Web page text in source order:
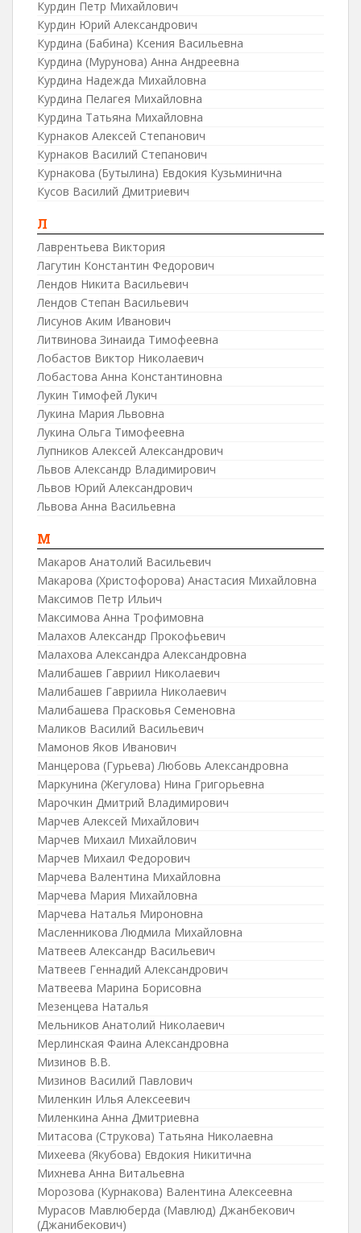
Курдин Петр Михайлович
Курдин Юрий Александрович
Курдина (Бабина) Ксения Васильевна
Курдина (Мурунова) Анна Андреевна
Курдина Надежда Михайловна
Курдина Пелагея Михайловна
Курдина Татьяна Михайловна
Курнаков Алексей Степанович
Курнаков Василий Степанович
Курнакова (Бутылина) Евдокия Кузьминична
Кусов Василий Дмитриевич
Л
Лаврентьева Виктория
Лагутин Константин Федорович
Лендов Никита Васильевич
Лендов Степан Васильевич
Лисунов Аким Иванович
Литвинова Зинаида Тимофеевна
Лобастов Виктор Николаевич
Лобастова Анна Константиновна
Лукин Тимофей Лукич
Лукина Мария Львовна
Лукина Ольга Тимофеевна
Лупников Алексей Александрович
Львов Александр Владимирович
Львов Юрий Александрович
Львова Анна Васильевна
М
Макаров Анатолий Васильевич
Макарова (Христофорова) Анастасия Михайловна
Максимов Петр Ильич
Максимова Анна Трофимовна
Малахов Александр Прокофьевич
Малахова Александра Александровна
Малибашев Гавриил Николаевич
Малибашев Гавриила Николаевич
Малибашева Прасковья Семеновна
Маликов Василий Васильевич
Мамонов Яков Иванович
Манцерова (Гурьева) Любовь Александровна
Маркунина (Жегулова) Нина Григорьевна
Марочкин Дмитрий Владимирович
Марчев Алексей Михайлович
Марчев Михаил Михайлович
Марчев Михаил Федорович
Марчева Валентина Михайловна
Марчева Мария Михайловна
Марчева Наталья Мироновна
Масленникова Людмила Михайловна
Матвеев Александр Васильевич
Матвеев Геннадий Александрович
Матвеева Марина Борисовна
Мезенцева Наталья
Мельников Анатолий Николаевич
Мерлинская Фаина Александровна
Мизинов В.В.
Мизинов Василий Павлович
Миленкин Илья Алексеевич
Миленкина Анна Дмитриевна
Митасова (Струкова) Татьяна Николаевна
Михеева (Якубова) Евдокия Никитична
Михнева Анна Витальевна
Морозова (Курнакова) Валентина Алексеевна
Мурасов Мавлюберда (Мавлюд) Джанбекович
(Джанибекович)